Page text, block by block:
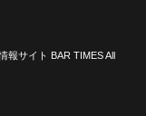
報サイト BAR TIMES All